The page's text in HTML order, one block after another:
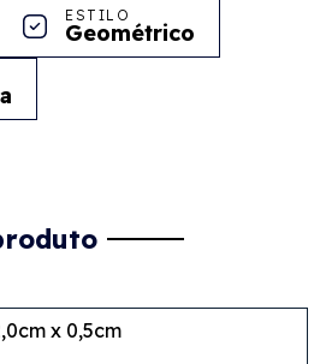
ESTILO
Geométrico
x 0,5cm